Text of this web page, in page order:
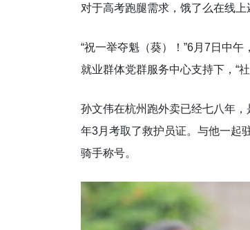
对于高考跑腿需求，饿了么在线
“祝一举夺魁（葵）！”6月7日中
就业群体党群服务中心支持下，“
孙文伟在杭州跑外卖已经七八年
年3月考取了救护员证。与他一起
骑手称号。